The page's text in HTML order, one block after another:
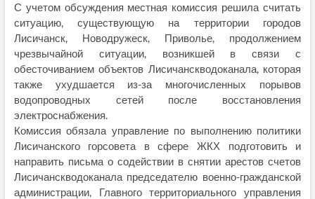
С учетом обсуждения местная комиссия решила считать
ситуацию, существующую на территории городов
Лисичанск, Новодружеск, Приволье, продолжением
чрезвычайной ситуации, возникшей в связи с
обесточиванием объектов Лисичанскводоканала, которая
также ухудшается из-за многочисленных порывов
водопроводных сетей после восстановления
электроснабжения.
Комиссия обязала управление по выполнению политики
Лисичанского горсовета в сфере ЖКХ подготовить и
направить письма о содействии в снятии арестов счетов
Лисичанскводоканала председателю военно-гражданской
администрации, Главного территориального управления